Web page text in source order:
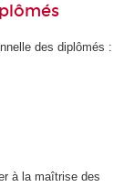
des diplômés :
à la maîtrise des